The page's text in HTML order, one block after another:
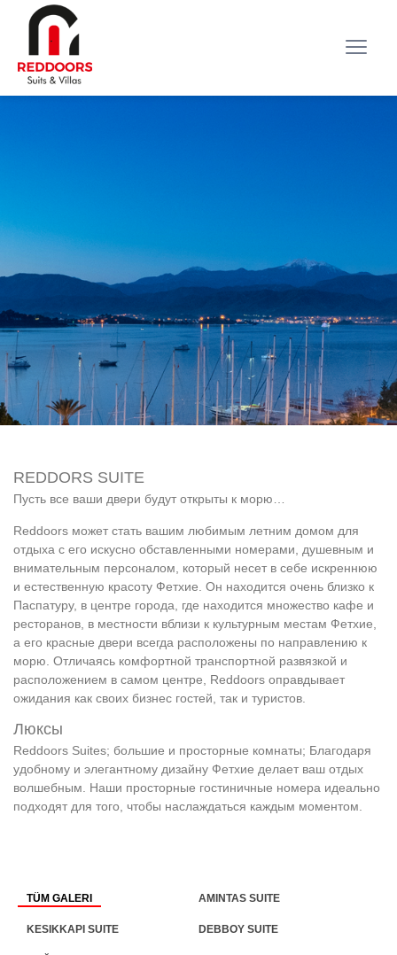
REDDORS SUITE
Пусть все ваши двери будут открыты к морю…
Reddoors может стать вашим любимым летним домом для
отдыха с его искусно обставленными номерами, душевным и
внимательным персоналом, который несет в себе искреннюю
и естественную красоту Фетхие. Он находится очень близко к
Паспатуру, в центре города, где находится множество кафе и
ресторанов, в местности вблизи к культурным местам Фетхие,
а его красные двери всегда расположены по направлению к
морю. Отличаясь комфортной транспортной развязкой и
расположением в самом центре, Reddoors оправдывает
ожидания как своих бизнес гостей, так и туристов.
Люксы
Reddoors Suites; большие и просторные комнаты; Благодаря
удобному и элегантному дизайну Фетхие делает ваш отдых
волшебным. Наши просторные гостиничные номера идеально
подходят для того, чтобы наслаждаться каждым моментом.
TÜM GALERI AMINTAS SUITE
KESIKKAPI SUITE DEBBOY SUITE